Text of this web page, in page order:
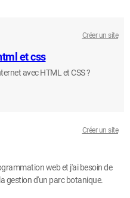
Créer un site
et css
avec HTML et CSS ?
Créer un site
web et j'ai besoin de
gestion d'un parc botanique.